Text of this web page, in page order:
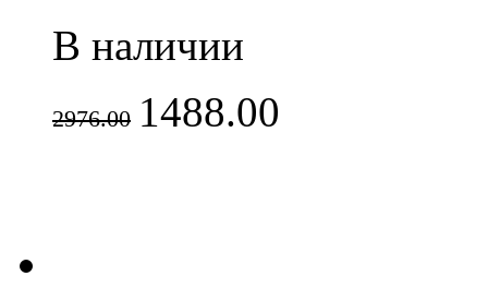
В наличии
2976.00 1488.00